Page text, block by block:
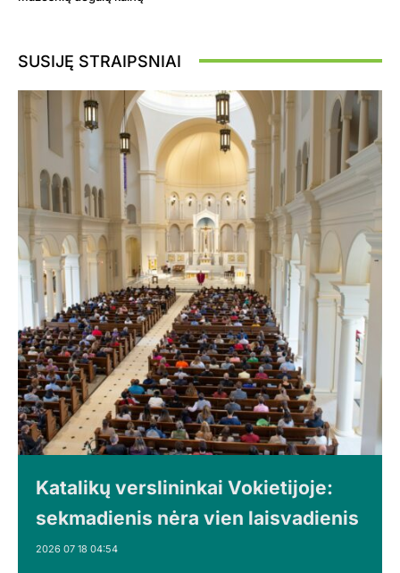
SUSIJĘ STRAIPSNIAI
Katalikų verslininkai Vokietijoje:
sekmadienis nėra vien laisvadienis
2026 07 18 04:54